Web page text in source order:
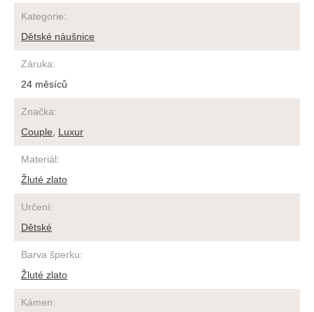
Kategorie:
Dětské náušnice
Záruka:
24 měsíců
Značka:
Couple
Luxur
Materiál:
Žluté zlato
Určení:
Dětské
Barva šperku:
Žluté zlato
Kámen: